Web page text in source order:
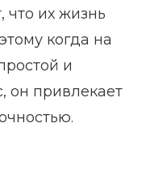
их жизнь
когда на
и
он привлекает